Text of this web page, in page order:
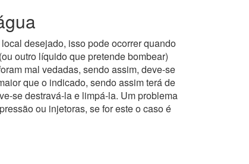
desejado, isso pode ocorrer quando
outro líquido que pretende bombear)
mal vedadas, sendo assim, deve-se
que o indicado, sendo assim terá de
se destravá-la e limpá-la. Um problema
ou injetoras, se for este o caso é